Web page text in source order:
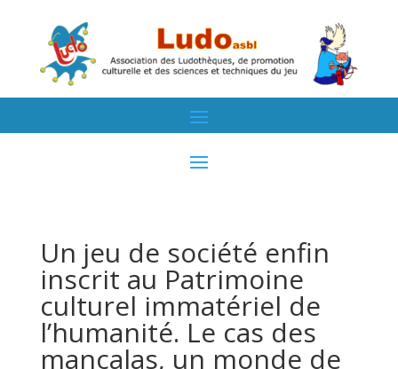
Un jeu de société enfin
inscrit au Patrimoine
culturel immatériel de
l’humanité. Le cas des
mancalas, un monde de